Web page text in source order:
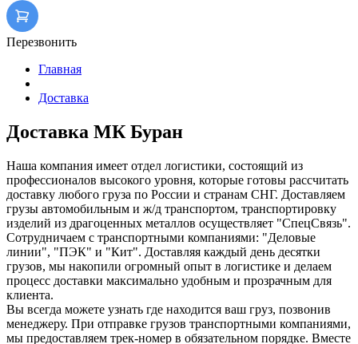
Перезвонить
Главная
Доставка
Доставка МК Буран
Наша компания имеет отдел логистики, состоящий из
профессионалов высокого уровня, которые готовы рассчитать
доставку любого груза по России и странам СНГ. Доставляем
грузы автомобильным и ж/д транспортом, транспортировку
изделий из драгоценных металлов осуществляет "СпецСвязь".
Сотрудничаем с транспортными компаниями: "Деловые
линии", "ПЭК" и "Кит". Доставляя каждый день десятки
грузов, мы накопили огромный опыт в логистике и делаем
процесс доставки максимально удобным и прозрачным для
клиента.
Вы всегда можете узнать где находится ваш груз, позвонив
менеджеру. При отправке грузов транспортными компаниями,
мы предоставляем трек-номер в обязательном порядке. Вместе